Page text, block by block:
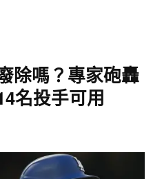
除嗎？專家砲轟
名投手可用